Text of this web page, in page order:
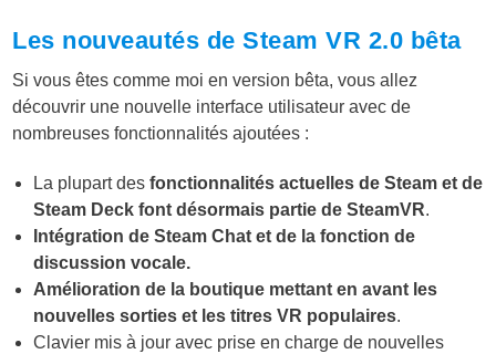
Les nouveautés de Steam VR 2.0 bêta
Si vous êtes comme moi en version bêta, vous allez
découvrir une nouvelle interface utilisateur avec de
nombreuses fonctionnalités ajoutées :
La plupart desfonctionnalités actuelles de Steam et de
Steam Deck font désormais partie de SteamVR.
Intégration de Steam Chat et de la fonction de
discussion vocale.
Amélioration de la boutique mettant en avant les
nouvelles sorties et les titres VR populaires.
Clavier mis à jour avec prise en charge de nouvelles